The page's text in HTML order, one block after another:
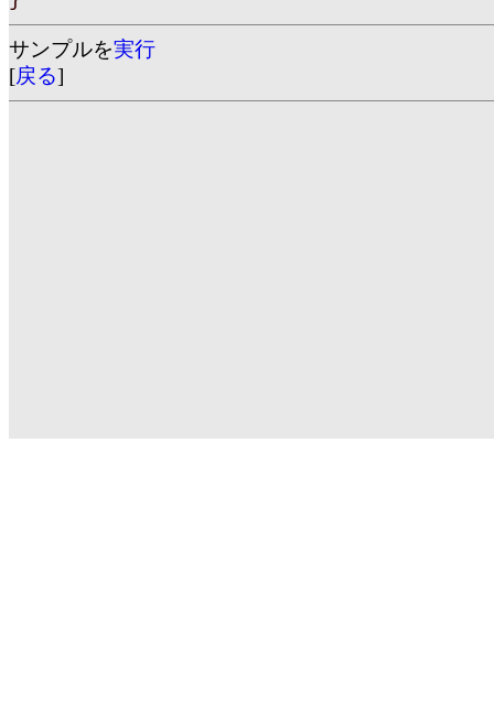
サンプルを実行
[戻る]